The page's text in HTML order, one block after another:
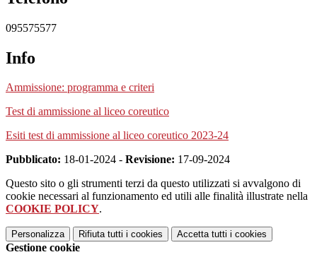
095575577
Info
Ammissione: programma e criteri
Test di ammissione al liceo coreutico
Esiti test di ammissione al liceo coreutico 2023-24
Pubblicato: 18-01-2024 - Revisione: 17-09-2024
Questo sito o gli strumenti terzi da questo utilizzati si avvalgono di
cookie necessari al funzionamento ed utili alle finalità illustrate nella
COOKIE POLICY.
Personalizza Rifiuta tutti i cookies Accetta tutti i cookies
Gestione cookie